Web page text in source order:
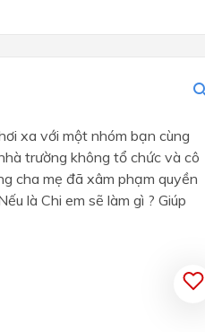
xa với một nhóm bạn cùng
trường không tổ chức và cô
cha mẹ đã xâm phạm quyền
là Chi em sẽ làm gì ? Giúp